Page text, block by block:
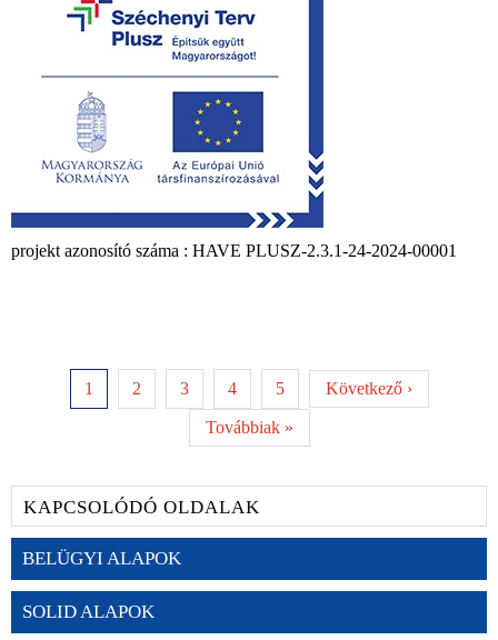
projekt azonosító száma : HAVE PLUSZ-2.3.1-24-2024-00001
1 2 3 4 5 Következő ›
Továbbiak »
KAPCSOLÓDÓ OLDALAK
BELÜGYI ALAPOK
SOLID ALAPOK